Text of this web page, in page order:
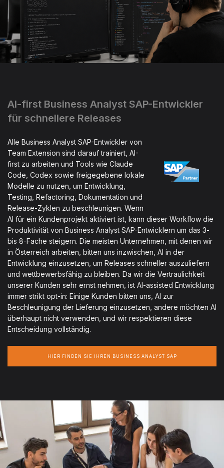
AI-first Business Analyst SAP-Entwickler
für schnellere Releases
Alle Business Analyst SAP-Entwickler von
Team Extension sind darauf trainiert, AI-
first zu arbeiten und Tools wie Claude
Code, Codex sowie freigegebene lokale
Modelle zu nutzen, um Entwicklung,
Testing, Refactoring, Dokumentation und
Release-Zyklen zu beschleunigen. Wenn
AI für ein Kundenprojekt aktiviert ist, kann dieser Workflow die
Produktivität von Business Analyst SAP-Entwicklern um das 3-
bis 8-Fache steigern. Die meisten Unternehmen, mit denen wir
in Österreich arbeiten, bitten uns inzwischen, AI in der
Entwicklung einzusetzen, um Releases schneller auszuliefern
und wettbewerbsfähig zu bleiben. Da wir die Vertraulichkeit
unserer Kunden sehr ernst nehmen, ist AI-assisted Entwicklung
immer strikt opt-in: Einige Kunden bitten uns, AI zur
Beschleunigung der Lieferung einzusetzen, andere möchten AI
überhaupt nicht verwenden, und wir respektieren diese
Entscheidung vollständig.
HIER FINDEN SIE IHREN BUSINESS ANALYST SAP